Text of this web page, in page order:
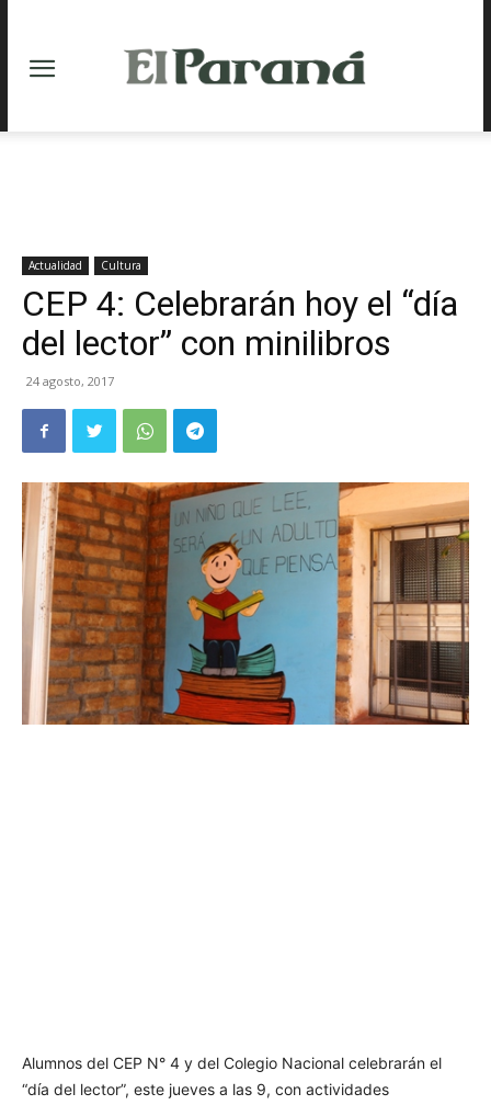
Actualidad Cultura
CEP 4: Celebrarán hoy el “día
del lector” con minilibros
24 agosto, 2017
Alumnos del CEP N° 4 y del Colegio Nacional celebrarán el
“día del lector”, este jueves a las 9, con actividades